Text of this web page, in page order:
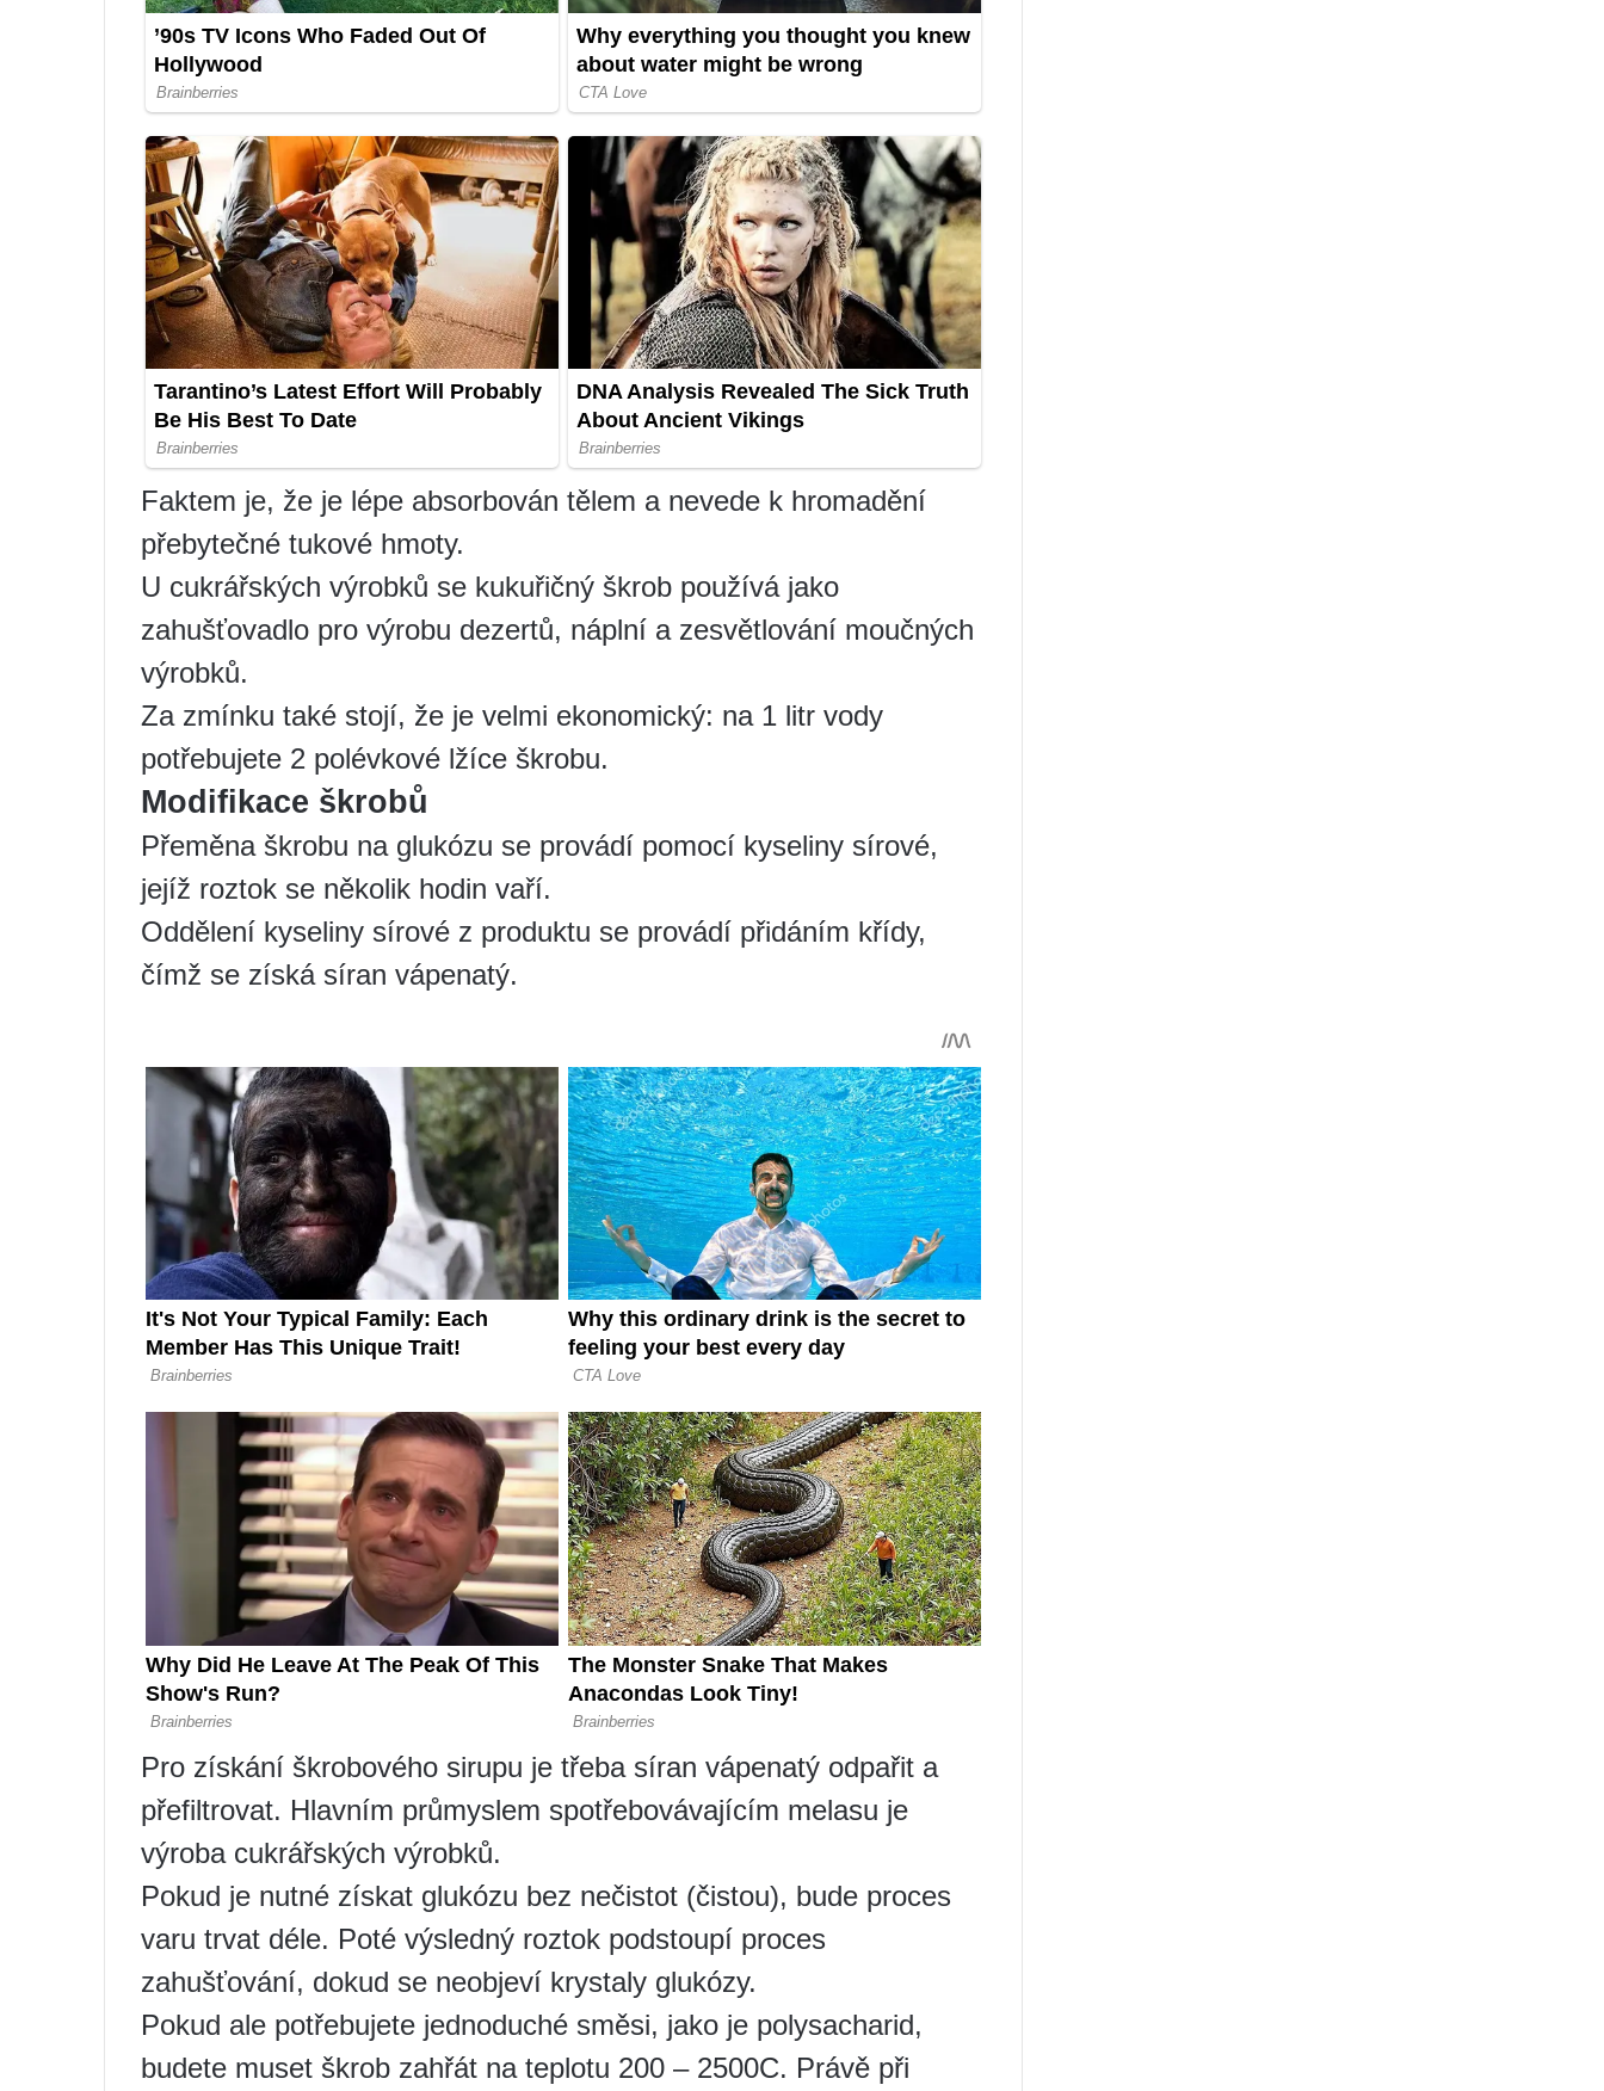
Faktem je, že je lépe absorbován tělem a nevede k hromadění
přebytečné tukové hmoty.
U cukrářských výrobků se kukuřičný škrob používá jako
zahušťovadlo pro výrobu dezertů, náplní a zesvětlování moučných
výrobků.
Za zmínku také stojí, že je velmi ekonomický: na 1 litr vody
potřebujete 2 polévkové lžíce škrobu.
Modifikace škrobů
Přeměna škrobu na glukózu se provádí pomocí kyseliny sírové,
jejíž roztok se několik hodin vaří.
Oddělení kyseliny sírové z produktu se provádí přidáním křídy,
čímž se získá síran vápenatý.
Pro získání škrobového sirupu je třeba síran vápenatý odpařit a
přefiltrovat. Hlavním průmyslem spotřebovávajícím melasu je
výroba cukrářských výrobků.
Pokud je nutné získat glukózu bez nečistot (čistou), bude proces
varu trvat déle. Poté výsledný roztok podstoupí proces
zahušťování, dokud se neobjeví krystaly glukózy.
Pokud ale potřebujete jednoduché směsi, jako je polysacharid,
budete muset škrob zahřát na teplotu 200 – 2500C. Právě při